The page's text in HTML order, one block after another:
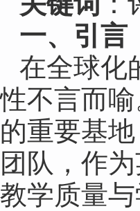
一、引言
在全球化
性不言而
的重要基
团队，作
教学质量